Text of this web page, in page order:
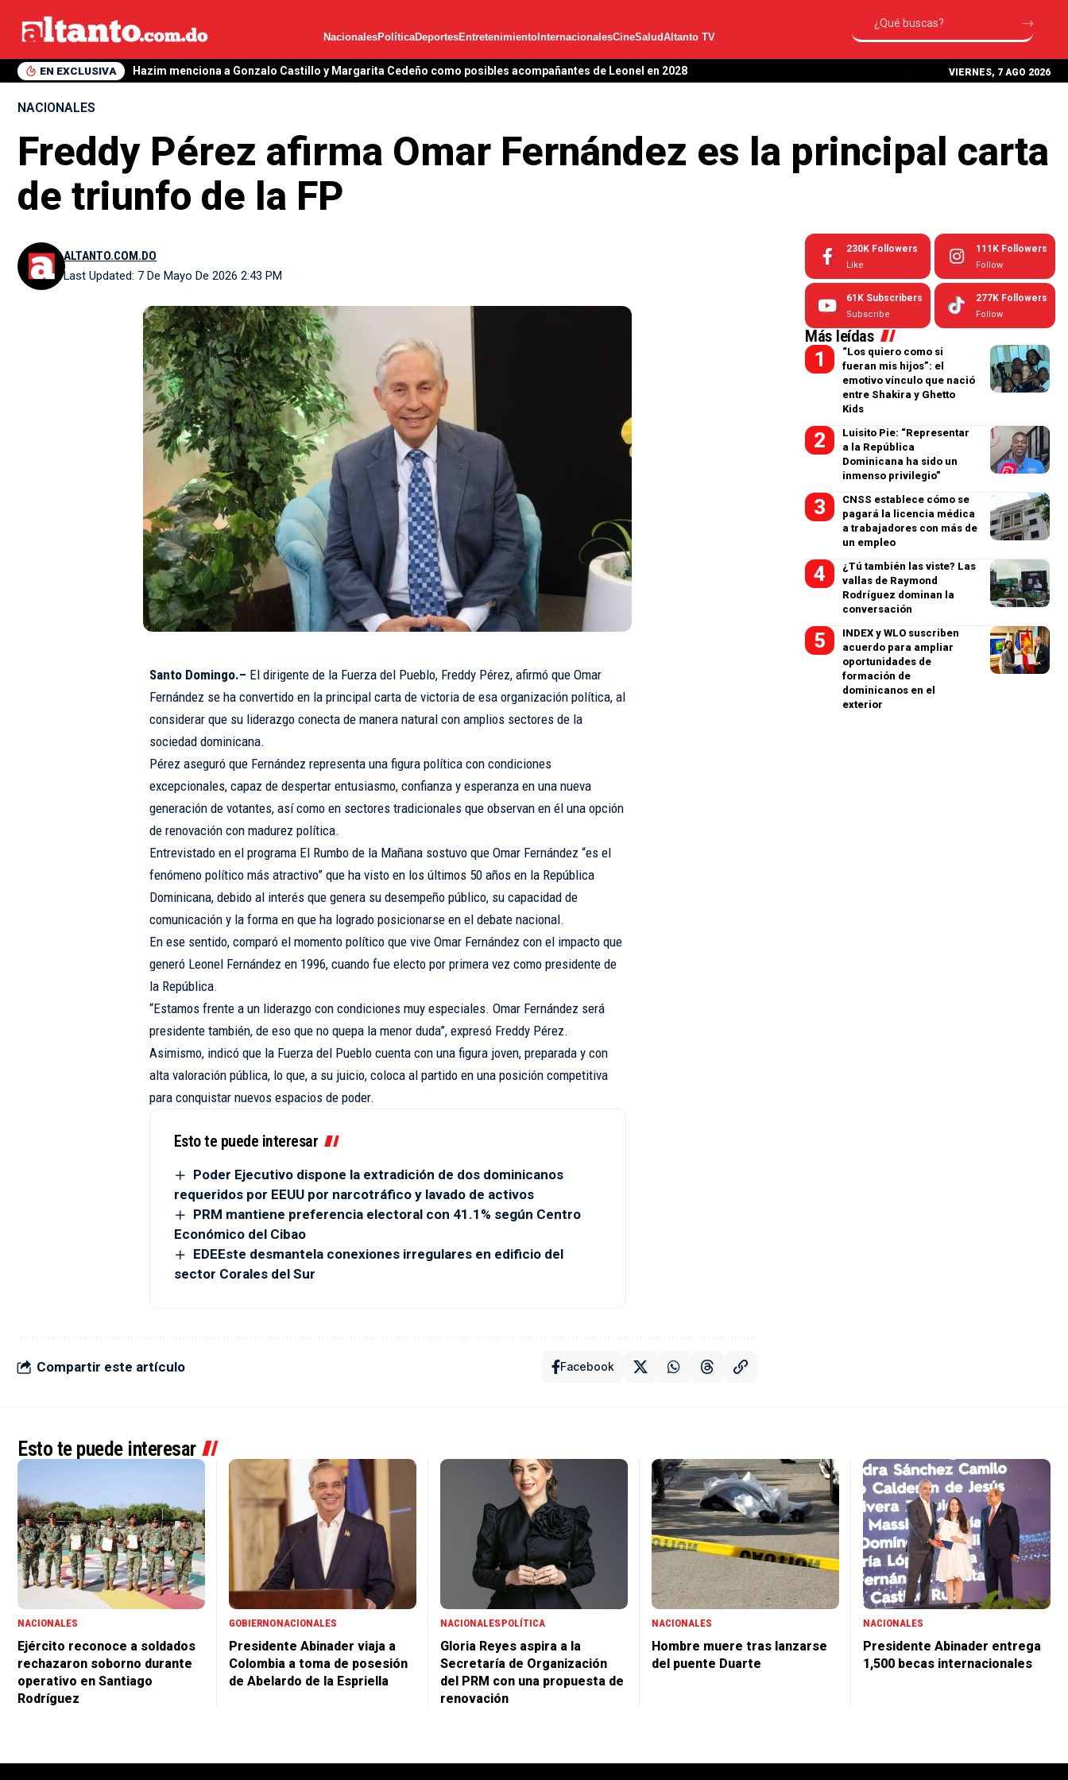
NacionalesPolíticaDeportesEntretenimiento InternacionalesCineSaludAltanto TV
EN EXCLUSIVA Hazim menciona a Gonzalo Castillo y Margarita Cedeño como posibles acompañantes de Leonel en 2028 VIERNES, 7 AGO 2026
NACIONALES
Freddy Pérez afirma Omar Fernández es la principal carta
de triunfo de la FP
Last Updated: 7 De Mayo De 2026 2:43 PM
ALTANTO.COM.DO
Santo Domingo.– El dirigente de la Fuerza del Pueblo, Freddy Pérez, afirmó que Omar
Fernández se ha convertido en la principal carta de victoria de esa organización política, al
considerar que su liderazgo conecta de manera natural con amplios sectores de la
sociedad dominicana.
Pérez aseguró que Fernández representa una figura política con condiciones
excepcionales, capaz de despertar entusiasmo, confianza y esperanza en una nueva
generación de votantes, así como en sectores tradicionales que observan en él una opción
de renovación con madurez política.
Entrevistado en el programa El Rumbo de la Mañana sostuvo que Omar Fernández “es el
fenómeno político más atractivo” que ha visto en los últimos 50 años en la República
Dominicana, debido al interés que genera su desempeño público, su capacidad de
comunicación y la forma en que ha logrado posicionarse en el debate nacional.
En ese sentido, comparó el momento político que vive Omar Fernández con el impacto que
generó Leonel Fernández en 1996, cuando fue electo por primera vez como presidente de
la República.
“Estamos frente a un liderazgo con condiciones muy especiales. Omar Fernández será
presidente también, de eso que no quepa la menor duda”, expresó Freddy Pérez.
Asimismo, indicó que la Fuerza del Pueblo cuenta con una figura joven, preparada y con
alta valoración pública, lo que, a su juicio, coloca al partido en una posición competitiva
para conquistar nuevos espacios de poder.
Esto te puede interesar
Poder Ejecutivo dispone la extradición de dos dominicanos
requeridos por EEUU por narcotráfico y lavado de activos
PRM mantiene preferencia electoral con 41.1% según Centro
Económico del Cibao
EDEEste desmantela conexiones irregulares en edificio del
sector Corales del Sur
Compartir este artículo Facebook
230K Followers
Like
111K Followers
Follow
61K Subscribers
Subscribe
277K Followers
Follow
Más leídas
“Los quiero como si
fueran mis hijos”: el
emotivo vínculo que nació
entre Shakira y Ghetto
Kids
Luisito Pie: “Representar
a la República
Dominicana ha sido un
inmenso privilegio”
CNSS establece cómo se
pagará la licencia médica
a trabajadores con más de
un empleo
¿Tú también las viste? Las
vallas de Raymond
Rodríguez dominan la
conversación
INDEX y WLO suscriben
acuerdo para ampliar
oportunidades de
formación de
dominicanos en el
exterior
Esto te puede interesar
NACIONALES
Ejército reconoce a soldados
rechazaron soborno durante
operativo en Santiago
Rodríguez
GOBIERNONACIONALES
Presidente Abinader viaja a
Colombia a toma de posesión
de Abelardo de la Espriella
NACIONALESPOLÍTICA
Gloria Reyes aspira a la
Secretaría de Organización
del PRM con una propuesta de
renovación
NACIONALES
Hombre muere tras lanzarse
del puente Duarte
NACIONALES
Presidente Abinader entrega
1,500 becas internacionales